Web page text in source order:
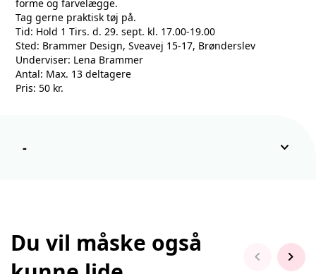
forme og farvelægge.
Tag gerne praktisk tøj på.
Tid: Hold 1 Tirs. d. 29. sept. kl. 17.00-19.00
Sted: Brammer Design, Sveavej 15-17, Brønderslev
Underviser: Lena Brammer
Antal: Max. 13 deltagere
Pris: 50 kr.
- keyboard_arrow_down
Du vil måske også
chevron_left chevron_right